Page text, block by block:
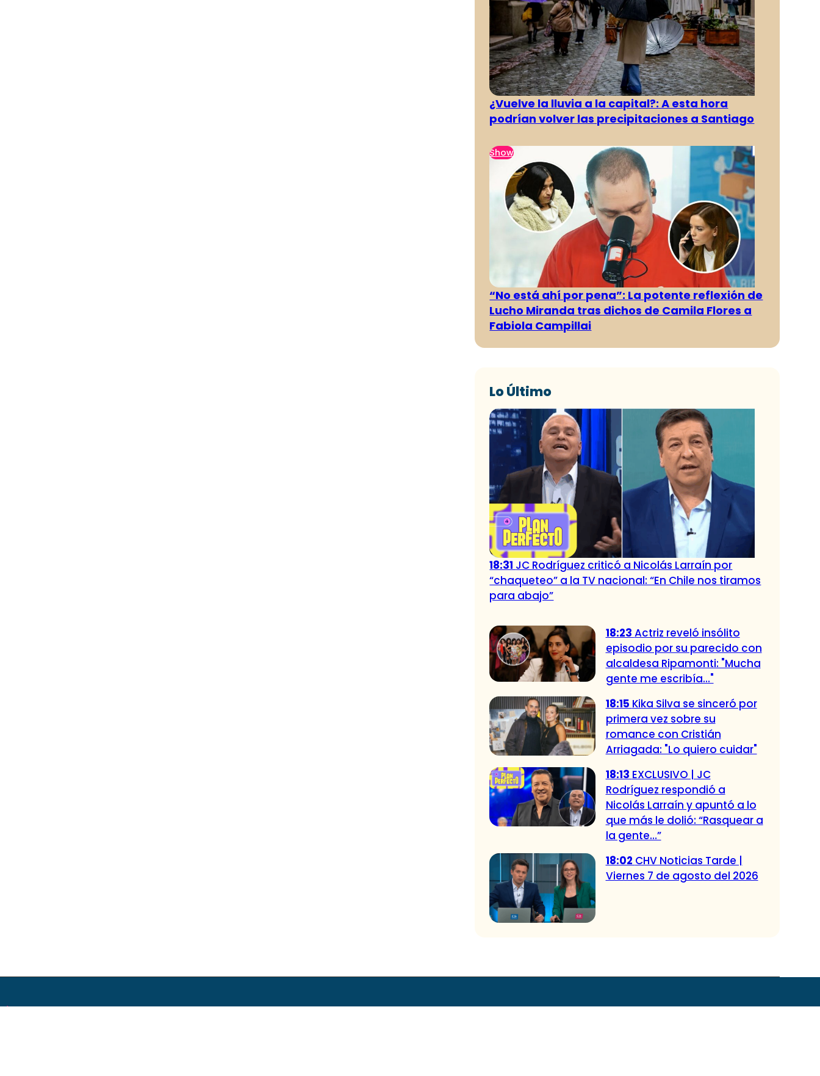
¿Vuelve la lluvia a la capital?: A esta hora
podrían volver las precipitaciones a Santiago
Show
“No está ahí por pena”: La potente reflexión de
Lucho Miranda tras dichos de Camila Flores a
Fabiola Campillai
Lo Último
18:31 JC Rodríguez criticó a Nicolás Larraín por
“chaqueteo” a la TV nacional: “En Chile nos tiramos
para abajo”
18:23 Actriz reveló insólito
episodio por su parecido con
alcaldesa Ripamonti: "Mucha
gente me escribía..."
18:15 Kika Silva se sinceró por
primera vez sobre su
romance con Cristián
Arriagada: "Lo quiero cuidar"
18:13 EXCLUSIVO | JC
Rodríguez respondió a
Nicolás Larraín y apuntó a lo
que más le dolió: “Rasquear a
la gente…”
18:02 CHV Noticias Tarde |
Viernes 7 de agosto del 2026